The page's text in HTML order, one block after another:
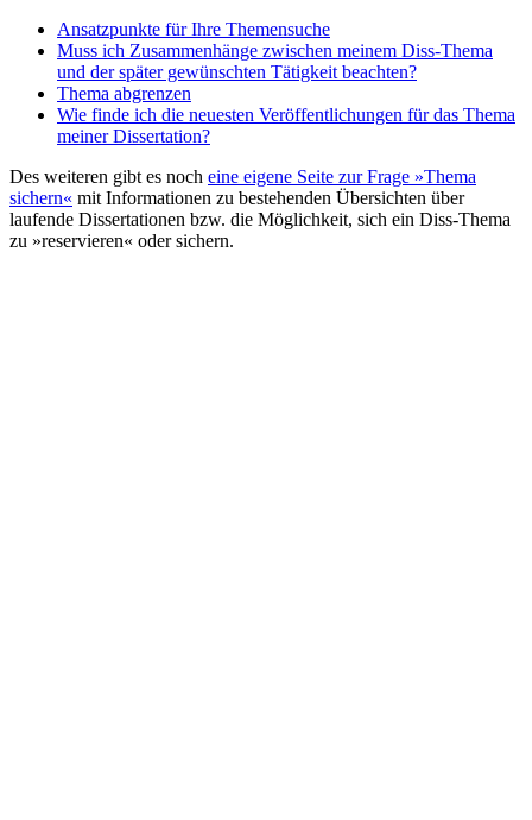
Ansatzpunkte für Ihre Themensuche
Muss ich Zusammenhänge zwischen meinem Diss-Thema
und der später gewünschten Tätigkeit beachten?
Thema abgrenzen
Wie finde ich die neuesten Veröffentlichungen für das Thema
meiner Dissertation?
Des weiteren gibt es noch eine eigene Seite zur Frage »Thema
sichern« mit Informationen zu bestehenden Übersichten über
laufende Dissertationen bzw. die Möglichkeit, sich ein Diss-Thema
zu »reservieren« oder sichern.